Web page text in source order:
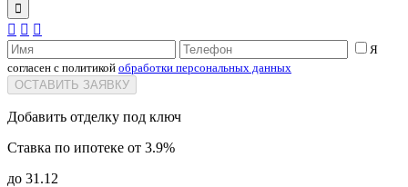

  
Я
согласен с политикой обработки персональных данных
ОСТАВИТЬ ЗАЯВКУ
Добавить отделку под ключ
Ставка по ипотеке от 3.9%
до 31.12